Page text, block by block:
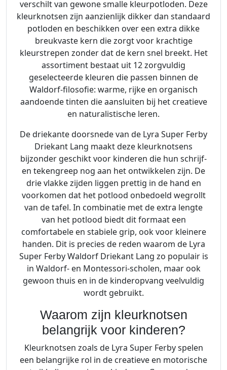
verschilt van gewone smalle kleurpotloden. Deze
kleurknotsen zijn aanzienlijk dikker dan standaard
potloden en beschikken over een extra dikke
breukvaste kern die zorgt voor krachtige
kleurstrepen zonder dat de kern snel breekt. Het
assortiment bestaat uit 12 zorgvuldig
geselecteerde kleuren die passen binnen de
Waldorf-filosofie: warme, rijke en organisch
aandoende tinten die aansluiten bij het creatieve
en naturalistische leren.
De driekante doorsnede van de Lyra Super Ferby
Driekant Lang maakt deze kleurknotsens
bijzonder geschikt voor kinderen die hun schrijf-
en tekengreep nog aan het ontwikkelen zijn. De
drie vlakke zijden liggen prettig in de hand en
voorkomen dat het potlood onbedoeld wegrollt
van de tafel. In combinatie met de extra lengte
van het potlood biedt dit formaat een
comfortabele en stabiele grip, ook voor kleinere
handen. Dit is precies de reden waarom de Lyra
Super Ferby Waldorf Driekant Lang zo populair is
in Waldorf- en Montessori-scholen, maar ook
gewoon thuis en in de kinderopvang veelvuldig
wordt gebruikt.
Waarom zijn kleurknotsen
belangrijk voor kinderen?
Kleurknotsen zoals de Lyra Super Ferby spelen
een belangrijke rol in de creatieve en motorische